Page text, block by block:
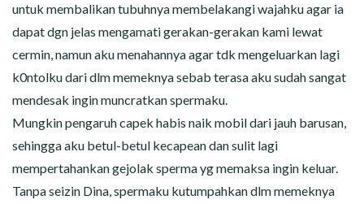
untuk membalikan tubuhnya membelakangi wajahku agar ia
dapat dgn jelas mengamati gerakan-gerakan kami lewat
cermin, namun aku menahannya agar tdk mengeluarkan lagi
k0ntolku dari dlm memeknya sebab terasa aku sudah sangat
mendesak ingin muncratkan spermaku.
Mungkin pengaruh capek habis naik mobil dari jauh barusan,
sehingga aku betul-betul kecapean dan sulit lagi
mempertahankan gejolak sperma yg memaksa ingin keluar.
Tanpa seizin Dina, spermaku kutumpahkan dlm memeknya